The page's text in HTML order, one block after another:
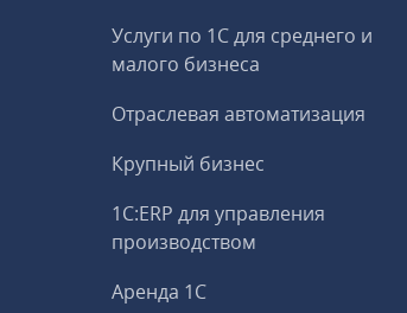
Услуги по 1С для среднего и
малого бизнеса
Отраслевая автоматизация
Крупный бизнес
1С:ERP для управления
производством
Аренда 1С